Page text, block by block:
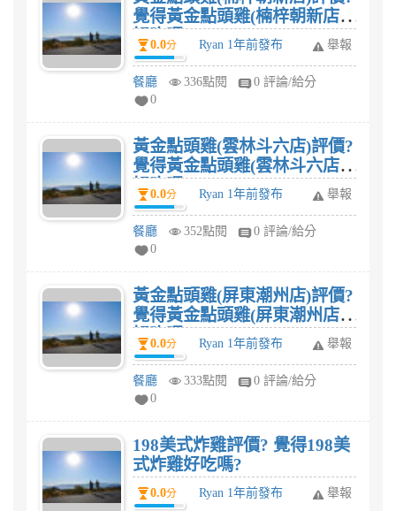
覺得黃金點頭雞(楠梓朝新店)
好吃嗎?
0.0分 Ryan 1年前發布 舉報
餐廳 336點閱
0 評論/給分
0
黃金點頭雞(雲林斗六店)評價?
覺得黃金點頭雞(雲林斗六店)
好吃嗎?
0.0分 Ryan 1年前發布 舉報
餐廳 352點閱
0 評論/給分
0
黃金點頭雞(屏東潮州店)評價?
覺得黃金點頭雞(屏東潮州店)
好吃嗎?
0.0分 Ryan 1年前發布 舉報
餐廳 333點閱
0 評論/給分
0
198美式炸雞評價? 覺得198美
式炸雞好吃嗎?
0.0分 Ryan 1年前發布 舉報